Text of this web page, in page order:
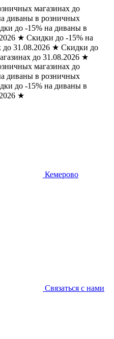
магазинах до
диваны в розничных
до -15% на диваны в
★ Скидки до -15% на
31.08.2026 ★ Скидки до
до 31.08.2026 ★
магазинах до
диваны в розничных
до -15% на диваны в
★
Кемерово
Связаться с нами